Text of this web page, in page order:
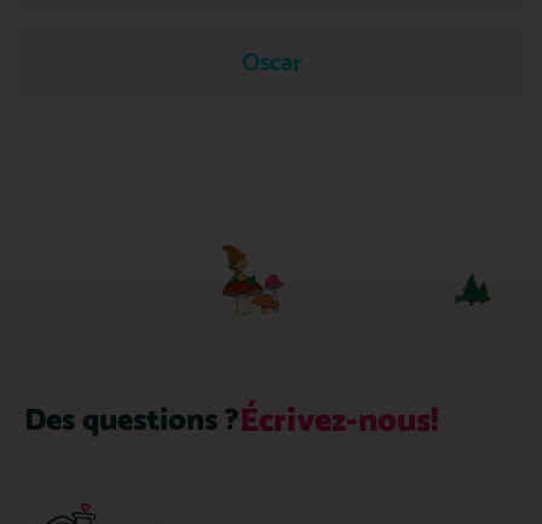
Oscar
Des questions ?Écrivez-nous!